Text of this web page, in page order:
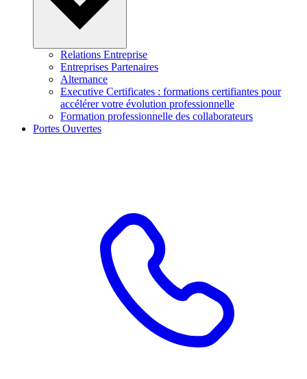
Relations Entreprise
Entreprises Partenaires
Alternance
Executive Certificates : formations certifiantes pour
accélérer votre évolution professionnelle
Formation professionnelle des collaborateurs
Portes Ouvertes